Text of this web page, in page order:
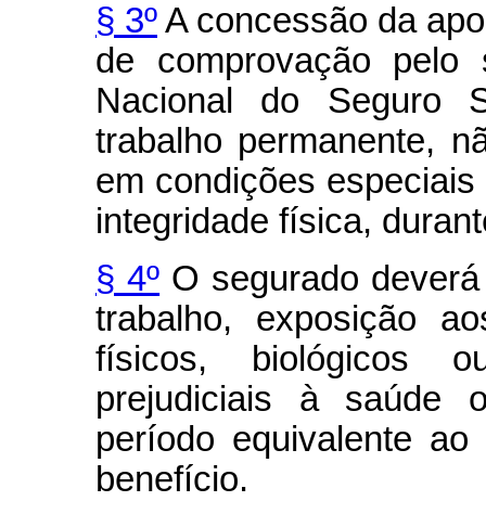
§ 3ºA concessão da
de comprovação pelo
Nacional do Seguro
trabalho permanente,
em condições
integridade física,
§ 4º O segurado
trabalho, exposição
físicos, biológicos
prejudiciais à saúde
período equivalente
benefício.